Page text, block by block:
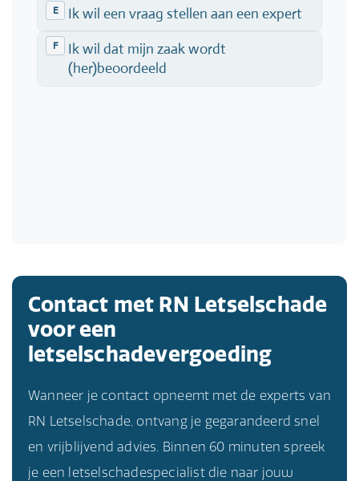
Contact met RN Letselschade
voor een
letselschadevergoeding
Wanneer je contact opneemt met de experts van
RN Letselschade, ontvang je gegarandeerd snel
en vrijblijvend advies. Binnen 60 minuten spreek
je een letselschadespecialist die naar jouw